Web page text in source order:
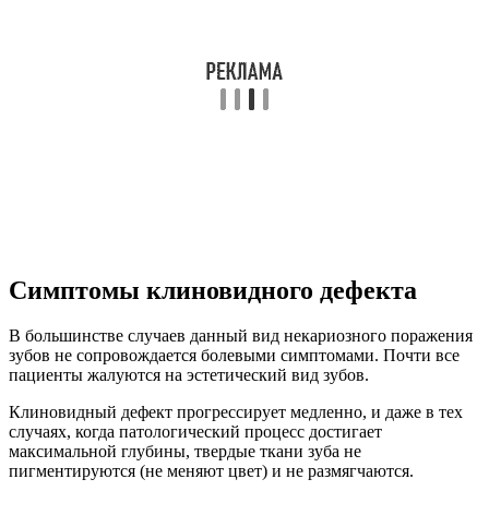
Симптомы клиновидного дефекта
В большинстве случаев данный вид некариозного поражения
зубов не сопровождается болевыми симптомами. Почти все
пациенты жалуются на эстетический вид зубов.
Клиновидный дефект прогрессирует медленно, и даже в тех
случаях, когда патологический процесс достигает
максимальной глубины, твердые ткани зуба не
пигментируются (не меняют цвет) и не размягчаются.